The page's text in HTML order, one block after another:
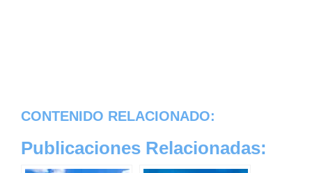
CONTENIDO RELACIONADO:
Publicaciones Relacionadas: